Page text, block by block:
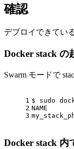
確認
デプロイできてい
Docker stack の
Swarm モードで
1
2
3
$ sudo
NAME
Docker stack 内